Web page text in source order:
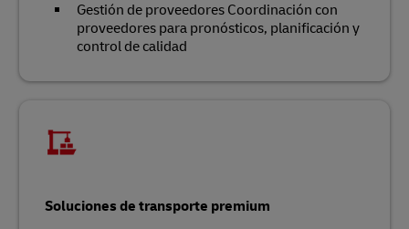
Gestión de proveedores Coordinación con
proveedores para pronósticos, planificación y
control de calidad
Soluciones de transporte premium